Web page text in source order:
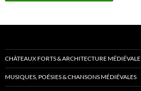
CHÂTEAUX FORTS & ARCHITECTURE MÉDIÉVALE
MUSIQUES, POÉSIES & CHANSONS MÉDIÉVALES